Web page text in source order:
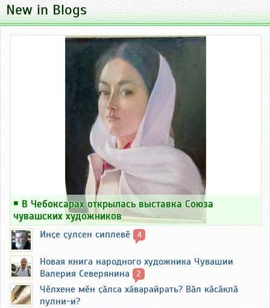
New in Blogs
￭ В Чебоксарах открылась выставка Союза
чувашских художников
Инҫе ҫулсен сиплевӗ 4
Новая книга народного художника Чувашии
Валерия Северянина
2
Чӗлхене мӗн ҫӑлса хӑварайрать? Вӑл кӑсӑклӑ
пулни-и?